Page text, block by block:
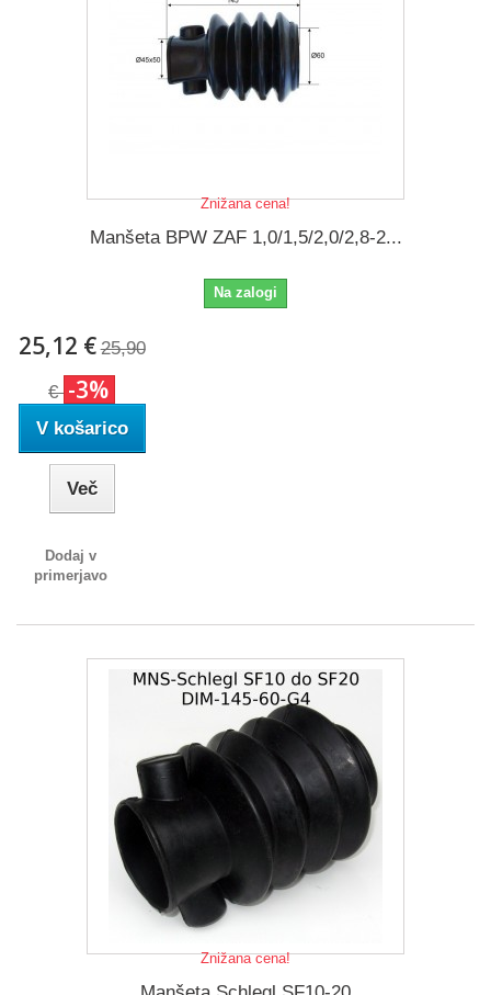
Znižana cena!
Manšeta BPW ZAF 1,0/1,5/2,0/2,8-2...
Na zalogi
25,12 € 25,90
€ -3%
V košarico
Več
Dodaj v
primerjavo
Znižana cena!